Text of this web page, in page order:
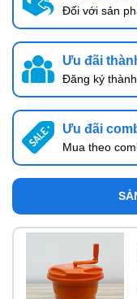
Đối với sản
Ưu đãi
Đăng ký
Ưu đãi
Mua theo